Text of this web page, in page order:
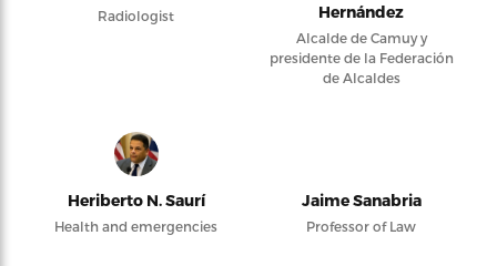
Radiologist
Hernández
Alcalde de Camuy y
presidente de la Federación
de Alcaldes
Heriberto N. Saurí
Health and emergencies
Jaime Sanabria
Professor of Law